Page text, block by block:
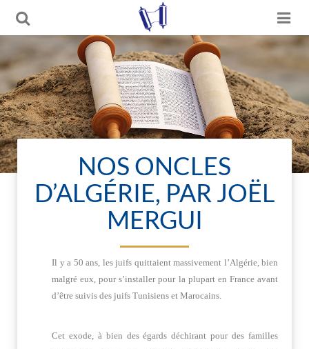
NOS ONCLES
D’ALGÉRIE, PAR JOËL
MERGUI
Il y a 50 ans, les juifs quittaient massivement l’Algérie, bien
malgré eux, pour s’installer pour la plupart en France avant
d’être suivis des juifs Tunisiens et Marocains.
Cet exode, à bien des égards déchirant pour des familles